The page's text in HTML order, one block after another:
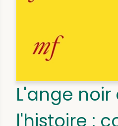
L'ange noir
l'histoire :